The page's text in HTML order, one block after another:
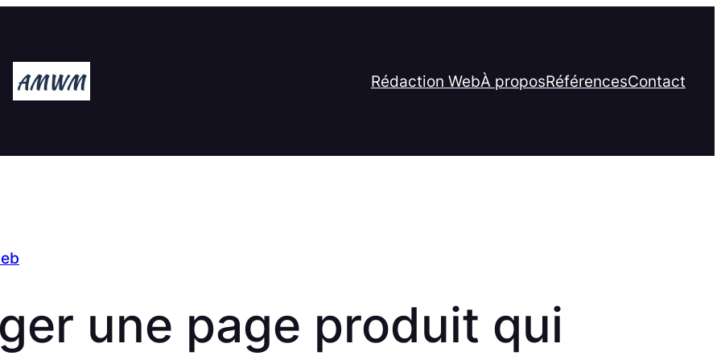
Rédaction WebÀ proposRéférencesContact
une page produit qui